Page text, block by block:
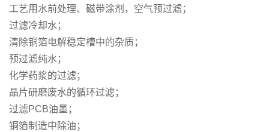
工艺用水前处理、磁带涂剂，空气预过滤；
过滤冷却水；
清除铜箔电解稳定槽中的杂质；
预过滤纯水；
化学药浆的过滤；
晶片研磨废水的循环过滤；
过滤PCB油墨；
铜箔制造中除油；